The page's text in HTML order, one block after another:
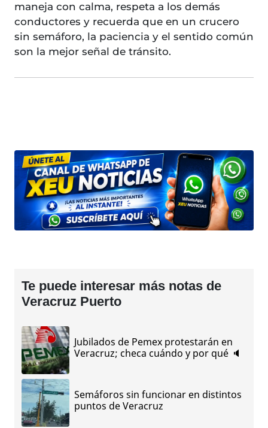
maneja con calma, respeta a los demás
conductores y recuerda que en un crucero
sin semáforo, la paciencia y el sentido común
son la mejor señal de tránsito.
Te puede interesar más notas de
Veracruz Puerto
Jubilados de Pemex protestarán en
Veracruz; checa cuándo y por qué 🔈
Semáforos sin funcionar en distintos
puntos de Veracruz